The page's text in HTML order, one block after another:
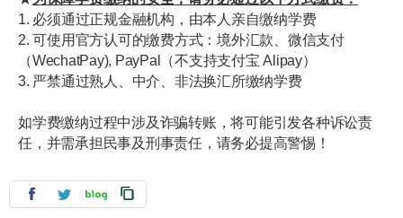
1. 必须通过正规金融机构，由本人亲自缴纳学费
2. 可使用官方认可的缴费方式：境外汇款、微信支付
（WechatPay), PayPal（不支持支付宝 Alipay）
3. 严禁通过熟人、中介、非法换汇所缴纳学费
如学费缴纳过程中涉及诈骗转账，将可能引发各种诉讼责
任，并需承担民事及刑事责任，请务必提高警惕！